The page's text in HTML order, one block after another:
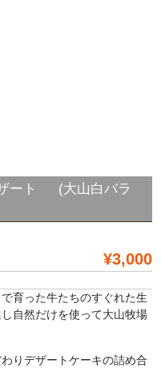
ザート (大山白バラ
¥3,000
育った牛たちのすぐれた生
自然だけを使って大山牧場
りデザートケーキの詰め合